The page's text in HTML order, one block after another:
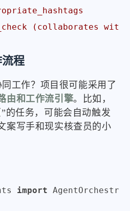
(collaborates with
程
工作？项目很可能采用了
由和工作流引擎。比如，
的任务，可能会自动触发
案写手和现实核查员的小
import